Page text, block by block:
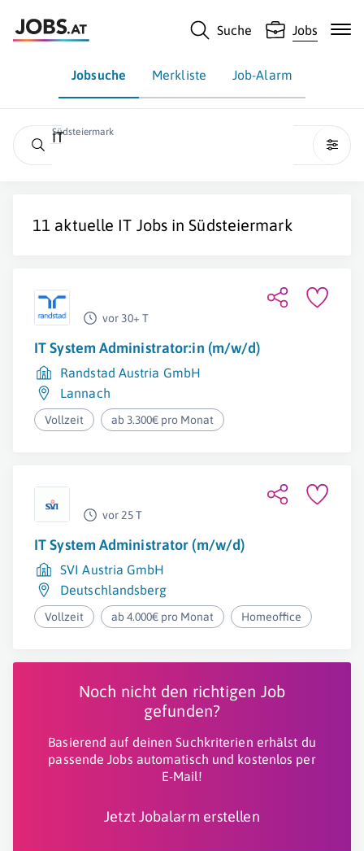
Suche Jobs
Jobsuche Merkliste Job-Alarm
Südsteiermark
IT
11 aktuelle IT Jobs inSüdsteiermark
vor 30+ T
IT System Administrator:in (m/w/d)
Randstad Austria GmbH
Lannach
Vollzeit ab 3.300€ pro Monat
vor 25 T
IT System Administrator (m/w/d)
SVI Austria GmbH
Deutschlandsberg
Vollzeit ab 4.000€ pro Monat Homeoffice
Noch nicht den richtigen Job
gefunden?
Basierend auf deinen Suchkriterien erhälst du
passende Jobs automatisch und kostenlos per
E-Mail!
Jetzt Jobalarm erstellen